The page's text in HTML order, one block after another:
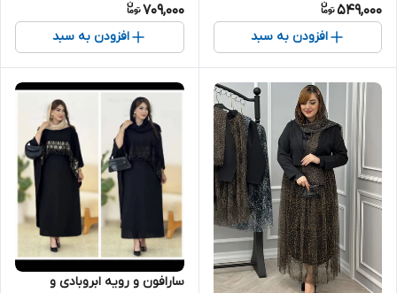
549,000
افزودن به سبد
709,000
افزودن به سبد
سارافون و رویه ابروبادی و